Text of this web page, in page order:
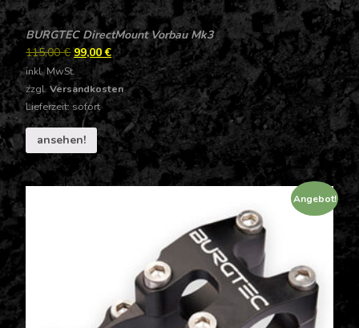
BURGTEC DirectMount Vorbau Mk3
115,00€ 99,00€
inkl. MwSt.
zzgl. Versandkosten
Lieferzeit: sofort
ansehen!
Angebot!